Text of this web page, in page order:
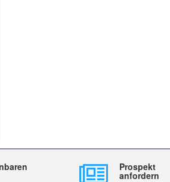
Prospekt
anfordern